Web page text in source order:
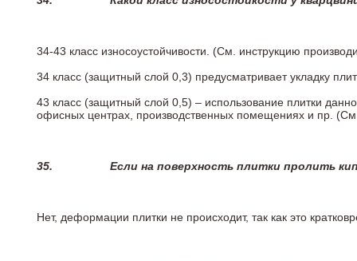
34-43 класс износоустойчивости. (См. инструкцию
34 класс (защитный слой 0,3) предусматривает укладку
43 класс (защитный слой 0,5) – использование плитки
офисных центрах, производственных помещениях и пр.
35. Если на поверхность плитки пролить
Нет, деформации плитки не происходит, так как это